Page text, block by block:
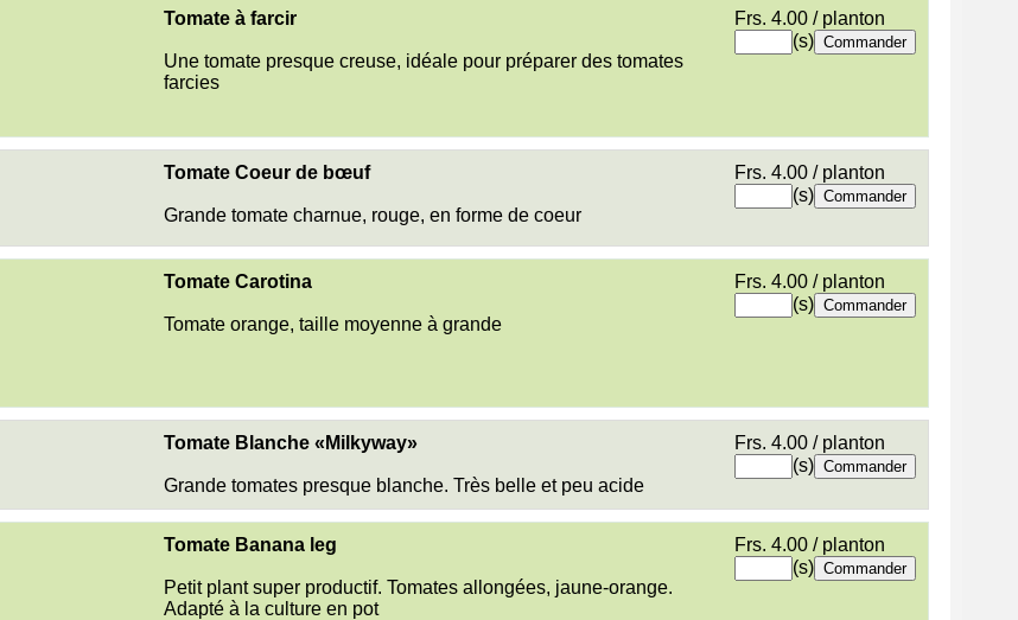
Tomate à farcir
Une tomate presque creuse, idéale pour préparer des tomates
farcies
Frs. 4.00 / planton
(s)
Tomate Coeur de bœuf
Grande tomate charnue, rouge, en forme de coeur
Frs. 4.00 / planton
(s)
Tomate Carotina
Tomate orange, taille moyenne à grande
Frs. 4.00 / planton
(s)
Tomate Blanche «Milkyway»
Grande tomates presque blanche. Très belle et peu acide
Frs. 4.00 / planton
(s)
Tomate Banana leg
Petit plant super productif. Tomates allongées, jaune-orange.
Adapté à la culture en pot
Frs. 4.00 / planton
(s)